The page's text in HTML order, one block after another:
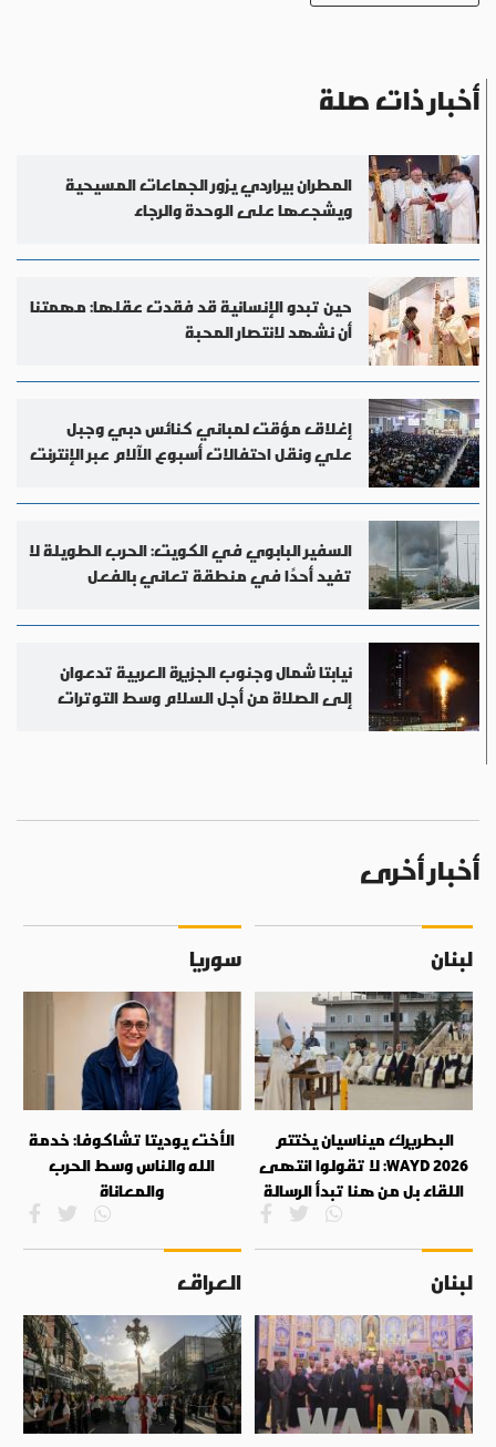
أخبار ذات صلة
المطران بيراردي يزور الجماعات المسيحية
ويشجعها على الوحدة والرجاء
حين تبدو الإنسانية قد فقدت عقلها: مهمتنا
أن نشهد لانتصار المحبة
إغلاق مؤقت لمباني كنائس دبي وجبل
علي ونقل احتفالات أسبوع الآلام عبر الإنترنت
السفير البابوي في الكويت: الحرب الطويلة لا
تفيد أحدًا في منطقة تعاني بالفعل
نيابتا شمال وجنوب الجزيرة العربية تدعوان
إلى الصلاة من أجل السلام وسط التوترات
أخبار أخرى
لبنان
البطريرك ميناسيان يختتم
WAYD 2026: لا تقولوا انتهى
اللقاء بل من هنا تبدأ الرسالة
سوريا
الأخت يوديتا تشاكوفا: خدمة
الله والناس وسط الحرب
والمعاناة
لبنان العراق